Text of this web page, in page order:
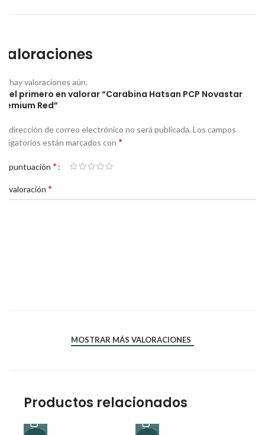
hay valoraciones aún.
el primero en valorar “Carabina Hatsan PCP Novastar
Red”
dirección de correo electrónico no será publicada.Los campos
están marcados con *
puntuación *
valoración *
MOSTRAR MÁS VALORACIONES
Productos relacionados